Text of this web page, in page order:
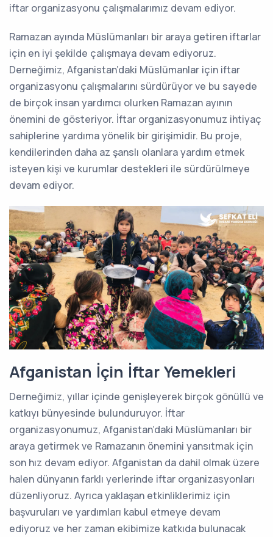
iftar organizasyonu çalışmalarımız devam ediyor.
Ramazan ayında Müslümanları bir araya getiren iftarlar
için en iyi şekilde çalışmaya devam ediyoruz.
Derneğimiz, Afganistan’daki Müslümanlar için iftar
organizasyonu çalışmalarını sürdürüyor ve bu sayede
de birçok insan yardımcı olurken Ramazan ayının
önemini de gösteriyor. İftar organizasyonumuz ihtiyaç
sahiplerine yardıma yönelik bir girişimidir. Bu proje,
kendilerinden daha az şanslı olanlara yardım etmek
isteyen kişi ve kurumlar destekleri ile sürdürülmeye
devam ediyor.
Afganistan İçin İftar Yemekleri
Derneğimiz, yıllar içinde genişleyerek birçok gönüllü ve
katkıyı bünyesinde bulunduruyor. İftar
organizasyonumuz, Afganistan’daki Müslümanları bir
araya getirmek ve Ramazanın önemini yansıtmak için
son hız devam ediyor. Afganistan da dahil olmak üzere
halen dünyanın farklı yerlerinde iftar organizasyonları
düzenliyoruz. Ayrıca yaklaşan etkinliklerimiz için
başvuruları ve yardımları kabul etmeye devam
ediyoruz ve her zaman ekibimize katkıda bulunacak